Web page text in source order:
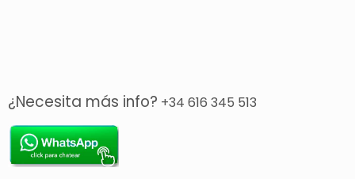
¿Necesita más info? +34 616 345 513